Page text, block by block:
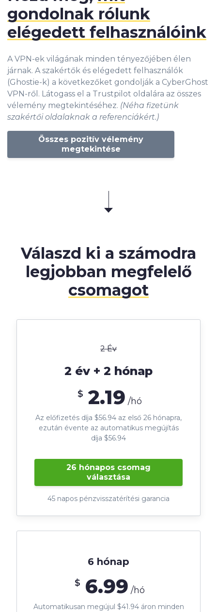
gondolnak rólunk
elégedett felhasználóink
A VPN-ek világának minden tényezőjében élen
járnak. A szakértők és elégedett felhasználók
(Ghostie-k) a következőket gondolják a CyberGhost
VPN-ről. Látogass el a Trustpilot oldalára az összes
vélemény megtekintéséhez. (Néha fizetünk
szakértői oldalaknak a referenciákért.)
Összes pozitív vélemény
megtekintése
Válaszd ki a számodra
legjobban megfelelő
csomagot
2 Év
2 év + 2 hónap
$ 2.19 /hó
Az előfizetés díja $56.94 az első 26 hónapra,
ezután évente az automatikus megújítás
díja $56.94
26 hónapos csomag
választása
45 napos pénzvisszatérítési garancia
6 hónap
$ 6.99 /hó
Automatikusan megújul $41.94 áron minden